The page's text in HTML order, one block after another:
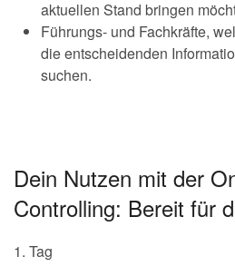
aktuellen Stand bringen
Führungs- und Fachkräfte,
die entscheidenden
suchen.
Dein Nutzen mit der
Controlling: Bereit für
1. Tag